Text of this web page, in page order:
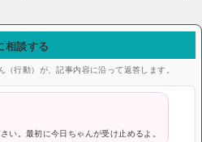
相談する
行動）が、記事内容に沿って返答します。
い。最初に今日ちゃんが受け止めるよ。